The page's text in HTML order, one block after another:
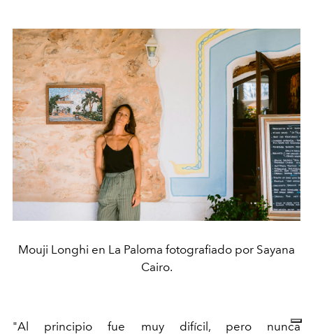
Mouji Longhi en La Paloma fotografiado por Sayana
Cairo.
"Al principio fue muy difícil, pero nunca